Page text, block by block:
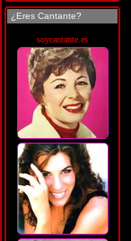
¿Eres Cantante?
soycantante.es